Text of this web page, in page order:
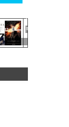
Stem
Sinds 1980